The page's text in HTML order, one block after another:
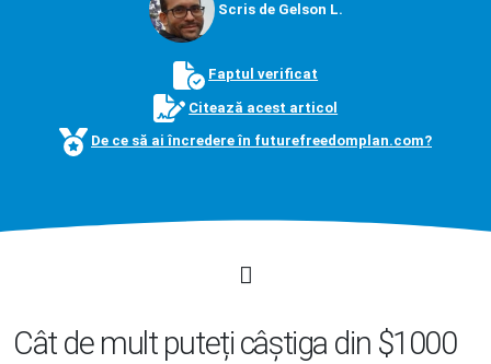
Scris de Gelson L.
Faptul verificat
Citează acest articol
De ce să ai încredere în futurefreedomplan.com?
Cât de mult puteți câștiga din $1000